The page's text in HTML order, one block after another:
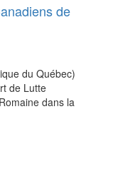
de
du Québec)
de Lutte
dans la